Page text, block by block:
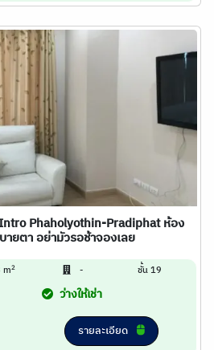
Phaholyothin-Pradiphat ห้อง
ยตา อย่ามัวรอช้าจองเลย
m2 - ชั้น 19
ว่างให้เช่า
รายละเอียด